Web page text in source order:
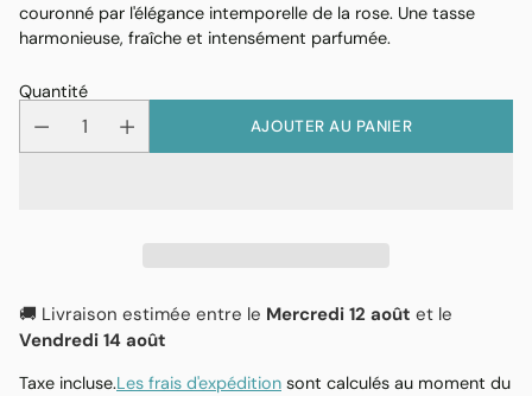
couronné par l'élégance intemporelle de la rose. Une tasse
harmonieuse, fraîche et intensément parfumée.
Quantité
AJOUTER AU PANIER
🚚 Livraison estimée entre le Mercredi 12 août et le
Vendredi 14 août
Taxe incluse.Les frais d'expédition sont calculés au moment du